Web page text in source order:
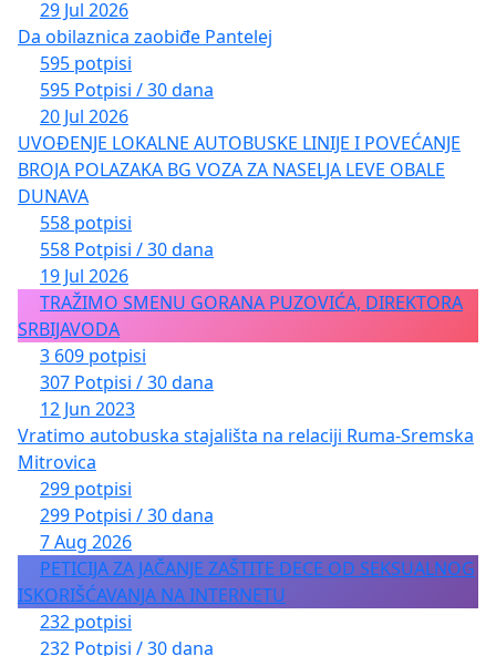
29 Jul 2026
Da obilaznica zaobiđe Pantelej
595 potpisi
595 Potpisi / 30 dana
20 Jul 2026
UVOĐENJE LOKALNE AUTOBUSKE LINIJE I POVEĆANJE
BROJA POLAZAKA BG VOZA ZA NASELJA LEVE OBALE
DUNAVA
558 potpisi
558 Potpisi / 30 dana
19 Jul 2026
TRAŽIMO SMENU GORANA PUZOVIĆA, DIREKTORA
SRBIJAVODA
3 609 potpisi
307 Potpisi / 30 dana
12 Jun 2023
Vratimo autobuska stajališta na relaciji Ruma-Sremska
Mitrovica
299 potpisi
299 Potpisi / 30 dana
7 Aug 2026
PETICIJA ZA JAČANJE ZAŠTITE DECE OD SEKSUALNOG
ISKORIŠĆAVANJA NA INTERNETU
232 potpisi
232 Potpisi / 30 dana